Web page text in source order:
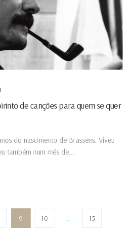
de canções para quem se quer
do nascimento de Brassens. Viveu
também num mês de...
9 10 … 15